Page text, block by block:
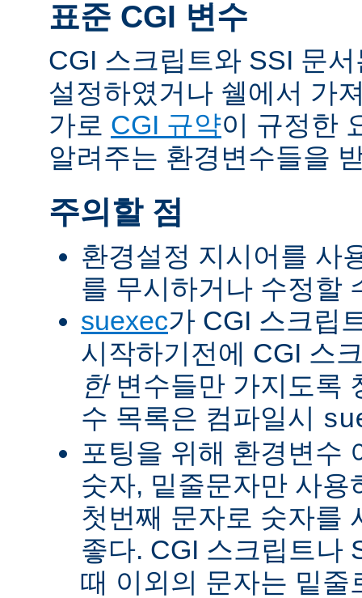
표준 CGI 변수
CGI 스크립트와 SSI 문
설정하였거나 쉘에서 가
가로 CGI 규약이 규정한
알려주는 환경변수들을
주의할 점
환경설정 지시어를 사
를 무시하거나 수정할
suexec가 CGI 스크립
시작하기전에 CGI 스
한변수들만 가지도록
수 목록은 컴파일시
포팅을 위해 환경변수
숫자, 밑줄문자만 사용
첫번째 문자로 숫자를
좋다. CGI 스크립트나
때 이외의 문자는 밑줄